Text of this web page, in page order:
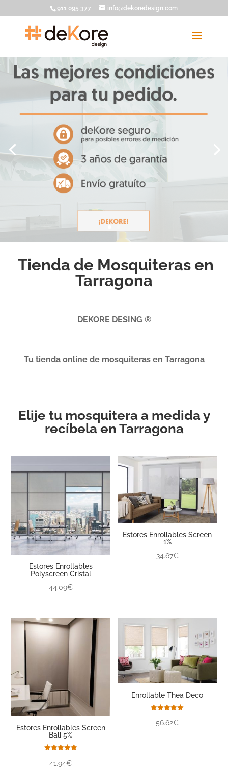
911 095 377 info@dekoredesign.com
Tienda de Mosquiteras en
Tarragona
DEKORE DESING ®
Tu tienda online de mosquiteras en Tarragona
Elije tu mosquitera a medida y
recíbela en Tarragona
Estores Enrollables
Polyscreen Cristal
44.09€
Estores Enrollables Screen
1%
34.67€
Estores Enrollables Screen
Bali 5%
con
41.94€
Enrollable Thea Deco
con
56.62€